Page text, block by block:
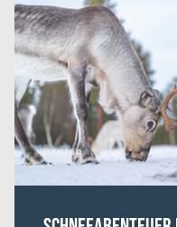
Hotel Ivalo